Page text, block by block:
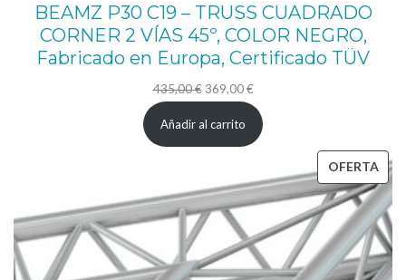
b
a
a
s
BEAMZ P30 C19 – TRUSS CUADRADO
CORNER 2 VÍAS 45º, COLOR NEGRO,
Fabricado en Europa, Certificado TÜV
435,00€ El
435,00 €.
369,00€El
precio
actual
369,00 €.
Añadir al carrito
OFERTA
EN